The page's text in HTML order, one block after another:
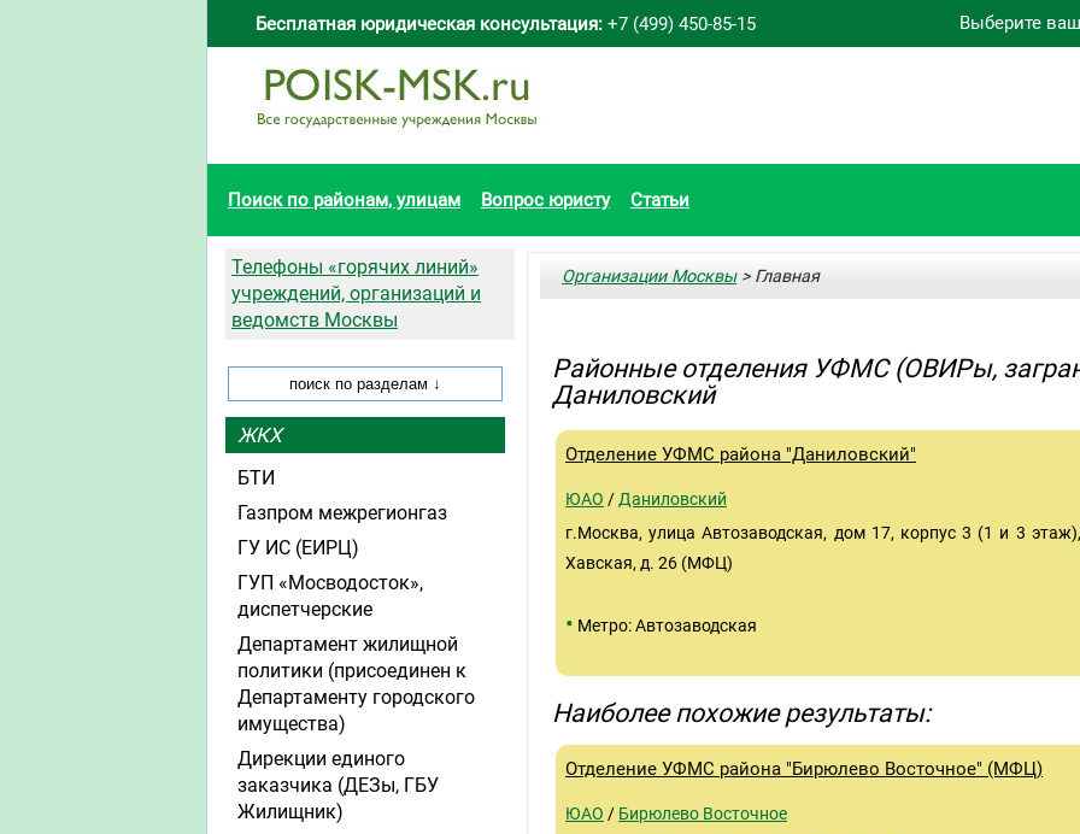
Выберите
Бесплатная юридическая консультация: +7 (499) 450-85-15
Поиск по районам, улицам Вопрос юристу Статьи
Организации Москвы> Главная
Районные отделения УФМС (ОВИРы,
Даниловский
Отделение УФМС района "Даниловский"
ЮАО / Даниловский
г.Москва, улица Автозаводская, дом 17, корпус 3 (1 и 3
Хавская, д. 26 (МФЦ)
• Метро: Автозаводская
Наиболее похожие результаты:
Отделение УФМС района "Бирюлево Восточное" (МФЦ)
ЮАО / Бирюлево Восточное
Телефоны «горячих линий»
учреждений, организаций и
ведомств Москвы
ЖКХ
БТИ
Газпром межрегионгаз
ГУ ИС (ЕИРЦ)
ГУП «Мосводосток»,
диспетчерские
Департамент жилищной
политики (присоединен к
Департаменту городского
имущества)
Дирекции единого
заказчика (ДЕЗы, ГБУ
Жилищник)